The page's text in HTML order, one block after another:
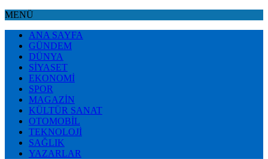
MENÜ
ANA SAYFA
GÜNDEM
DÜNYA
SİYASET
EKONOMİ
SPOR
MAGAZİN
KÜLTÜR SANAT
OTOMOBİL
TEKNOLOJİ
SAĞLIK
YAZARLAR